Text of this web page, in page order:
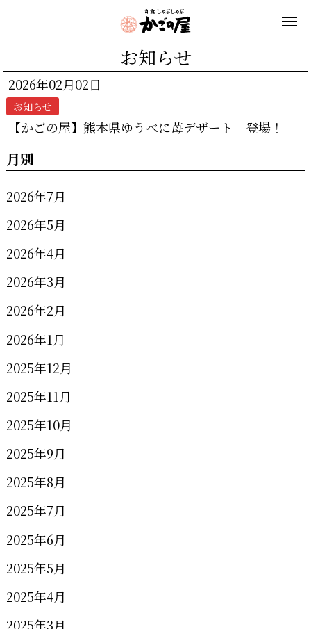
お知らせ
2026年02月02日
お知らせ
【かごの屋】熊本県ゆうべに苺デザート 登場！
月別
2026年7月
2026年5月
2026年4月
2026年3月
2026年2月
2026年1月
2025年12月
2025年11月
2025年10月
2025年9月
2025年8月
2025年7月
2025年6月
2025年5月
2025年4月
2025年3月